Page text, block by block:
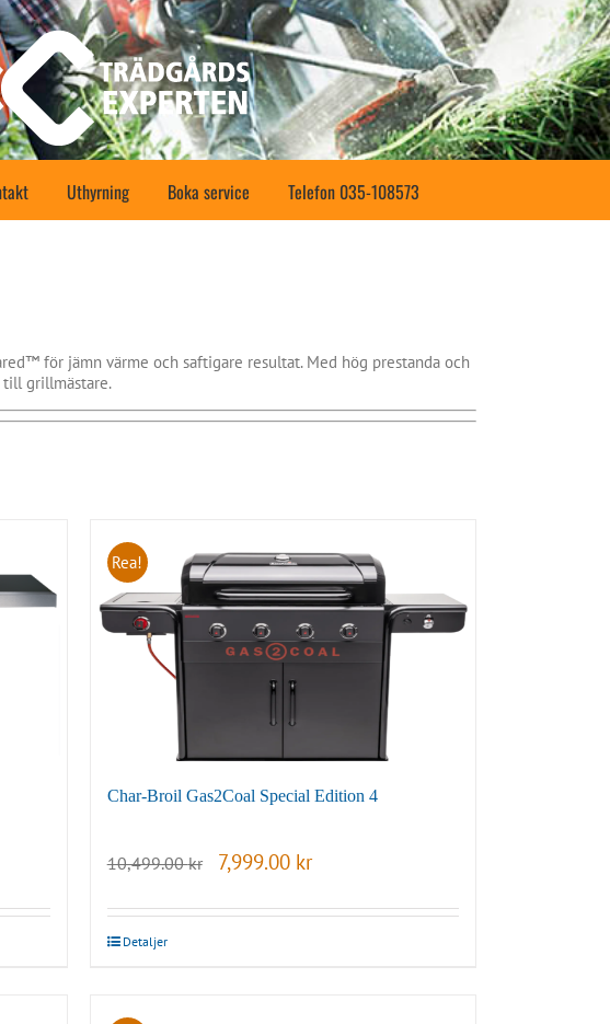
Uthyrning Boka service Telefon 035-108573
för jämn värme och saftigare resultat. Med hög prestanda och
grillmästare.
Rea!
Char-Broil Gas2Coal Special Edition 4
10,499.00kr
Det
ursprungliga
var:
7,999.00 krDet
är:
Detaljer